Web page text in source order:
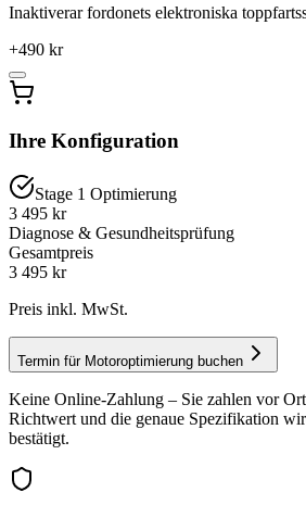
Inaktiverar fordonets elektroniska
+490 kr
Ihre Konfiguration
Stage 1 Optimierung
3 495 kr
Diagnose & Gesundheitsprüfung
Gesamtpreis
3 495 kr
Preis inkl. MwSt.
Termin für Motoroptimierung buchen
Keine Online-Zahlung – Sie zahlen vor
Richtwert und die genaue Spezifikation
bestätigt.